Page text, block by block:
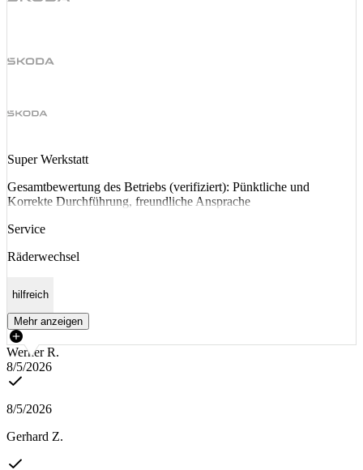
Super Werkstatt
Gesamtbewertung des Betriebs (verifiziert): Pünktliche und
Korrekte Durchführung, freundliche Ansprache
Service
Räderwechsel
hilfreich
Mehr anzeigen
Werner R.
8/5/2026
8/5/2026
Gerhard Z.